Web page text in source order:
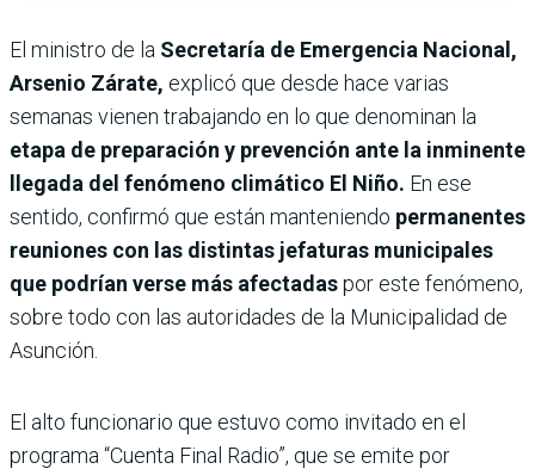
El ministro de la Secretaría de Emergencia Nacional,
Arsenio Zárate, explicó que desde hace varias
semanas vienen trabajando en lo que denominan la
etapa de preparación y prevención ante la inminente
llegada del fenómeno climático El Niño. En ese
sentido, confirmó que están manteniendo permanentes
reuniones con las distintas jefaturas municipales
que podrían verse más afectadaspor este fenómeno,
sobre todo con las autoridades de la Municipalidad de
Asunción.
El alto funcionario que estuvo como invitado en el
programa “Cuenta Final Radio”, que se emite por